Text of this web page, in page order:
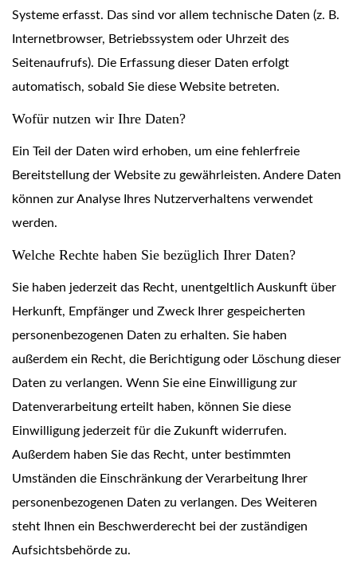
Systeme erfasst. Das sind vor allem technische Daten (z. B.
Internetbrowser, Betriebssystem oder Uhrzeit des
Seitenaufrufs). Die Erfassung dieser Daten erfolgt
automatisch, sobald Sie diese Website betreten.
Wofür nutzen wir Ihre Daten?
Ein Teil der Daten wird erhoben, um eine fehlerfreie
Bereitstellung der Website zu gewährleisten. Andere Daten
können zur Analyse Ihres Nutzerverhaltens verwendet
werden.
Welche Rechte haben Sie bezüglich Ihrer Daten?
Sie haben jederzeit das Recht, unentgeltlich Auskunft über
Herkunft, Empfänger und Zweck Ihrer gespeicherten
personenbezogenen Daten zu erhalten. Sie haben
außerdem ein Recht, die Berichtigung oder Löschung dieser
Daten zu verlangen. Wenn Sie eine Einwilligung zur
Datenverarbeitung erteilt haben, können Sie diese
Einwilligung jederzeit für die Zukunft widerrufen.
Außerdem haben Sie das Recht, unter bestimmten
Umständen die Einschränkung der Verarbeitung Ihrer
personenbezogenen Daten zu verlangen. Des Weiteren
steht Ihnen ein Beschwerderecht bei der zuständigen
Aufsichtsbehörde zu.